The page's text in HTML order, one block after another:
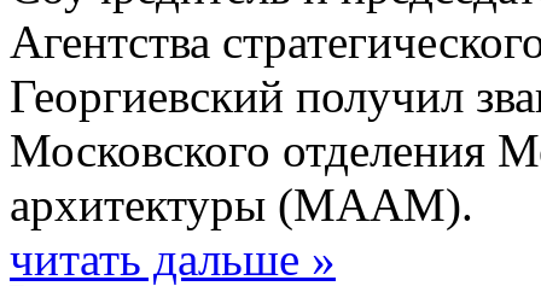
Агентства
Георгиевский получил
Московского отделения
архитектуры (МААМ).
читать дальше »